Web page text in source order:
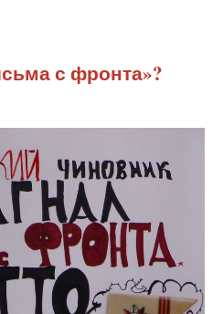
с фронта»?